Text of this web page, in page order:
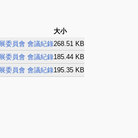
大小
委員會 會議紀錄268.51 KB
委員會 會議紀錄185.44 KB
委員會 會議紀錄195.35 KB